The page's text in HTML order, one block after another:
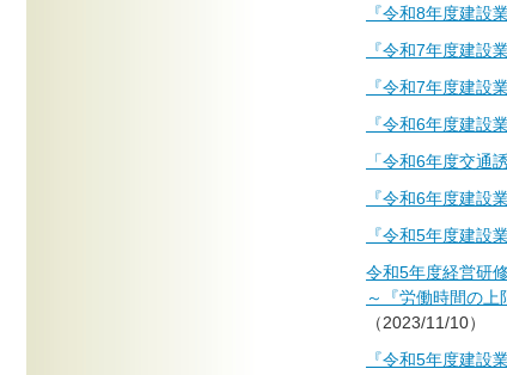
『令和8年度建設
『令和7年度建設
『令和7年度建設
『令和6年度建設
「令和6年度交通
『令和6年度建設
『令和5年度建設
令和5年度経営研
～『労働時間の上
（2023/11/10）
『令和5年度建設